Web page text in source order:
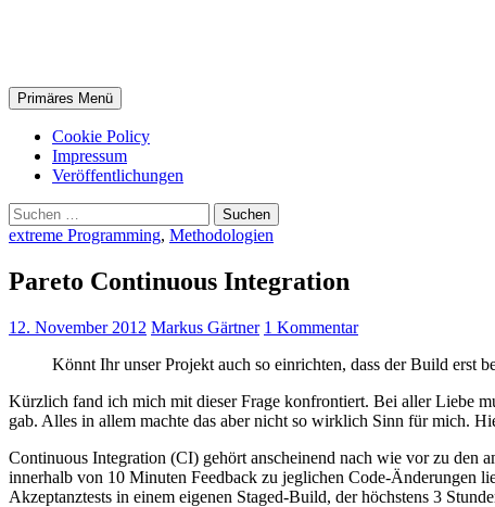
Suchen
Primäres Menü
Cookie Policy
Impressum
Veröffentlichungen
Suchen
nach:
extreme Programming, Methodologien
Pareto Continuous Integration
12. November 2012 Markus Gärtner 1 Kommentar
Könnt Ihr unser Projekt auch so einrichten, dass der Build erst
Kürzlich fand ich mich mit dieser Frage konfrontiert. Bei aller Liebe
gab. Alles in allem machte das aber nicht so wirklich Sinn für mich.
Continuous Integration (CI) gehört anscheinend nach wie vor zu den
innerhalb von 10 Minuten Feedback zu jeglichen Code-Änderungen
Akzeptanztests in einem eigenen Staged-Build, der höchstens 3